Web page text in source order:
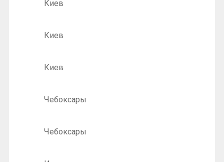
Киев
Киев
Киев
Чебоксары
Чебоксары